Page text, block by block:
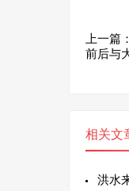
上一篇：
前后与
相关文
洪水